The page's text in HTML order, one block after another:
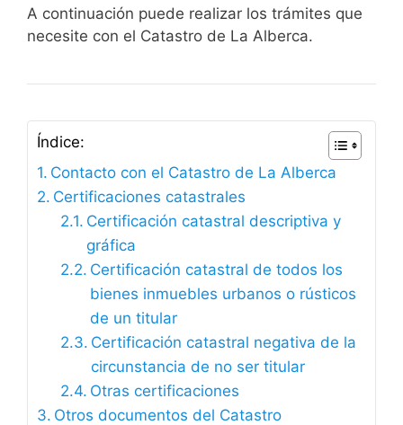
A continuación puede realizar los trámites que
necesite con el Catastro de La Alberca.
Índice:
Contacto con el Catastro de La Alberca
Certificaciones catastrales
Certificación catastral descriptiva y
gráfica
Certificación catastral de todos los
bienes inmuebles urbanos o rústicos
de un titular
Certificación catastral negativa de la
circunstancia de no ser titular
Otras certificaciones
Otros documentos del Catastro